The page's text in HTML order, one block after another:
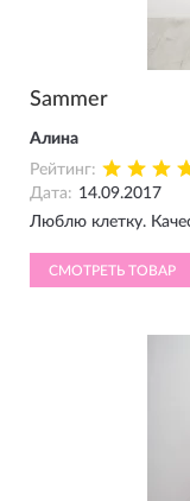
Sammer
Алина
Рейтинг:
Дата: 14.09.2017
Люблю клетку.
СМОТРЕТЬ ТОВАР